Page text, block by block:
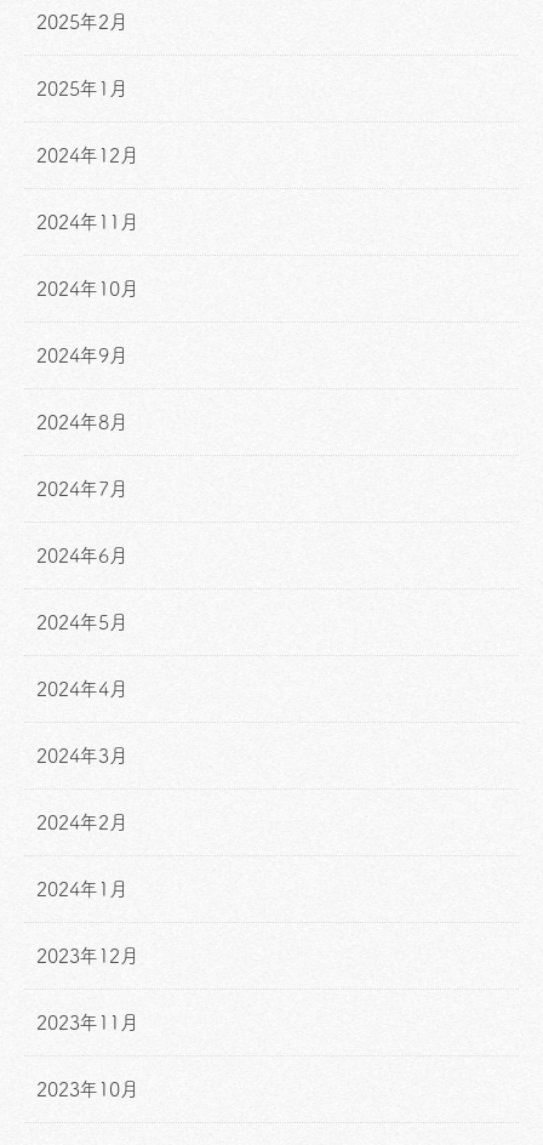
2025年2月
2025年1月
2024年12月
2024年11月
2024年10月
2024年9月
2024年8月
2024年7月
2024年6月
2024年5月
2024年4月
2024年3月
2024年2月
2024年1月
2023年12月
2023年11月
2023年10月